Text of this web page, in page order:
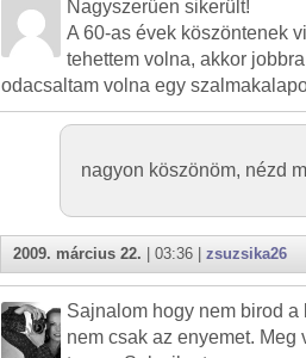
Nagyszerűen sikerült!
A 60-as évek köszöntenek
tehettem volna, akkor
odacsaltam volna egy
nagyon köszönöm, nézd
2009. március 22. | 03:36 | zsuzsika26
Sajnalom hogy nem birod a
nem csak az enyemet. Meg